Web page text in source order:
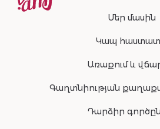
Մեր մասին
Կապ
Առաքում և
Գաղտնիության
Դարձիր